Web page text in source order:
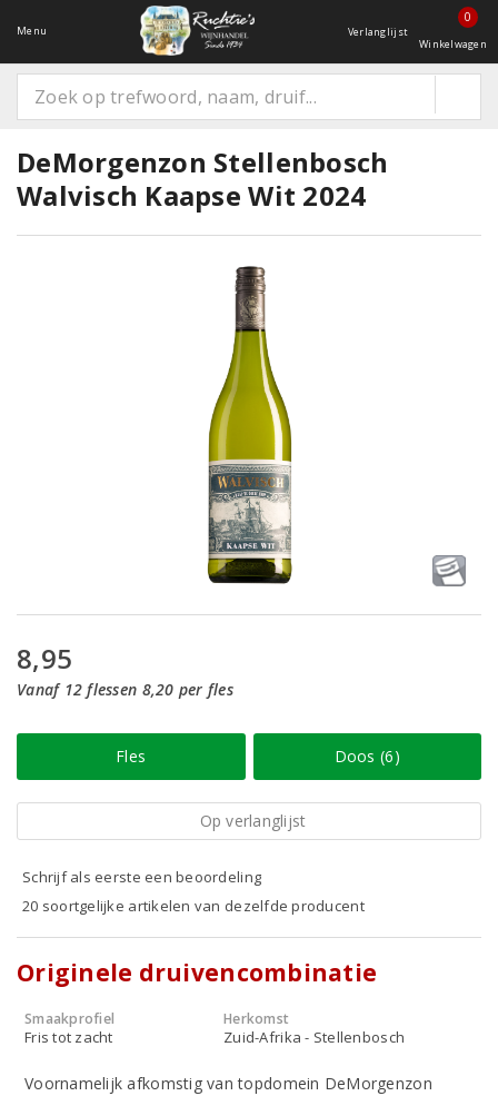
Menu Verlanglijst
0
Winkelwagen
DeMorgenzon Stellenbosch
Walvisch Kaapse Wit 2024
8,95
Vanaf 12 flessen 8,20 per fles
Fles Doos (6)
Op verlanglijst
Schrijf als eerste een beoordeling
20 soortgelijke artikelen van dezelfde producent
Originele druivencombinatie
Smaakprofiel
Fris tot zacht
Herkomst
Zuid-Afrika - Stellenbosch
Voornamelijk afkomstig van topdomein DeMorgenzon